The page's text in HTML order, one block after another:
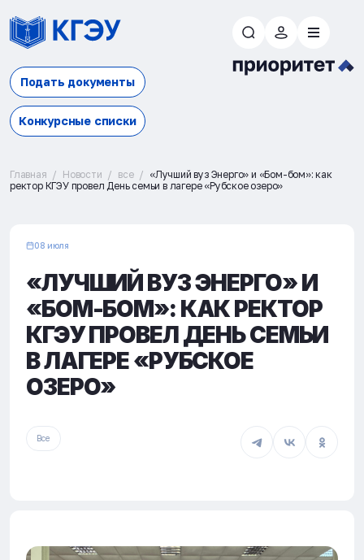
Подать документы
Конкурсные списки
Главная Новости все
«Лучший вуз Энерго» и «Бом-бом»: как
ректор КГЭУ провел День семьи в лагере «Рубское озеро»
08 июля
«ЛУЧШИЙ ВУЗ ЭНЕРГО» И
«БОМ-БОМ»: КАК РЕКТОР
КГЭУ ПРОВЕЛ ДЕНЬ СЕМЬИ
В ЛАГЕРЕ «РУБСКОЕ
ОЗЕРО»
Все